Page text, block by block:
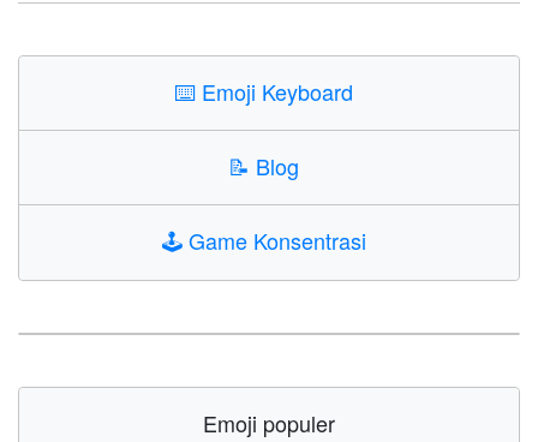
⌨️ Emoji Keyboard
📝 Blog
🕹️Game Konsentrasi
Emoji populer